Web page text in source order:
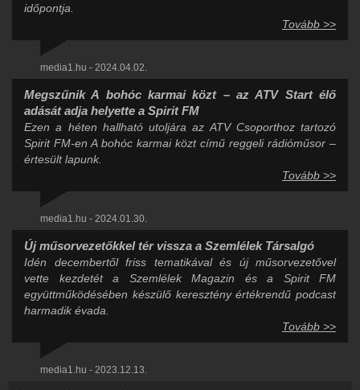
időpontja.
Tovább >>
media1.hu - 2024.04.02.
Megszűnik A bohóc karmai közt – az ATV Start élő
adását adja helyette a Spirit FM
Ezen a héten hallható utoljára az ATV Csoporthoz tartozó
Spirit FM-en A bohóc karmai közt című reggeli rádióműsor –
értesült lapunk.
Tovább >>
media1.hu - 2024.01.30.
Új műsorvezetőkkel tér vissza a Szemlélek Társalgó
Idén decembertől friss tematikával és új műsorvezetővel
vette kezdetét a Szemlélek Magazin és a Spirit FM
együttműködésében készülő keresztény értékrendű podcast
harmadik évada.
Tovább >>
media1.hu - 2023.12.13.